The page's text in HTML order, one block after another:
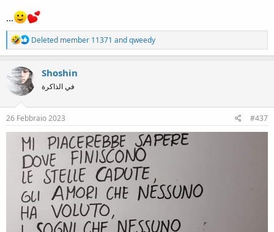
...
R
e
a
c
t
i
n
s
Deleted member 11371 andqweedy
Shoshin
في الذاكرة
26 Febbraio 2023 #437